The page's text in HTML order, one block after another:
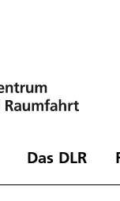
Das DLR